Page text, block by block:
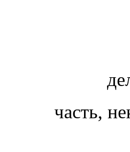
часть,